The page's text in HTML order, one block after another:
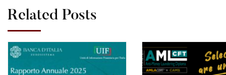
Related Posts